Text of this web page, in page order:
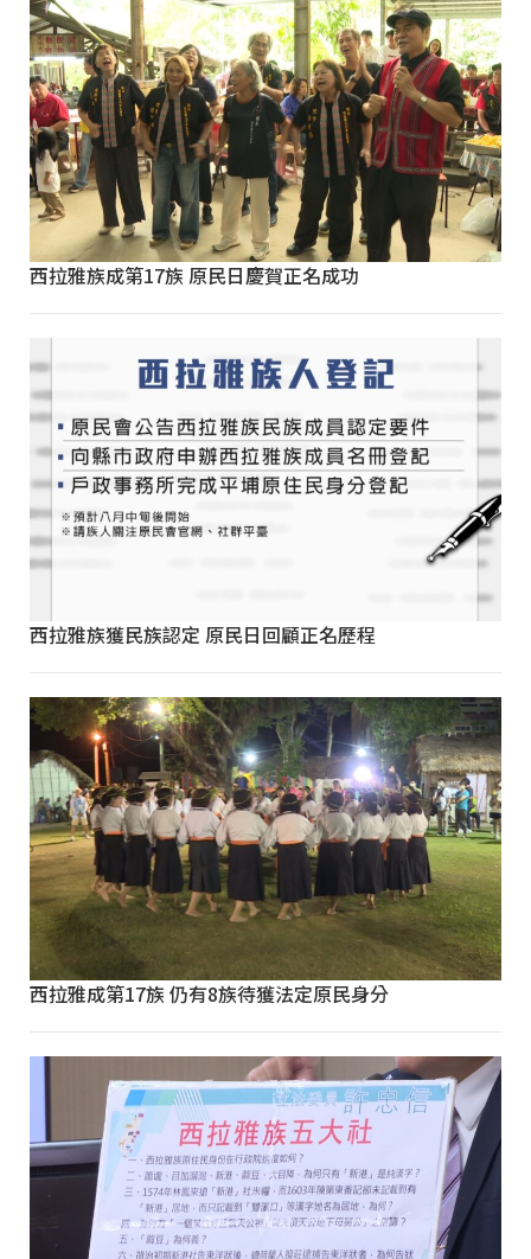
西拉雅族成第17族 原民日慶賀正名成功
西拉雅族獲民族認定 原民日回顧正名歷程
西拉雅成第17族 仍有8族待獲法定原民身分